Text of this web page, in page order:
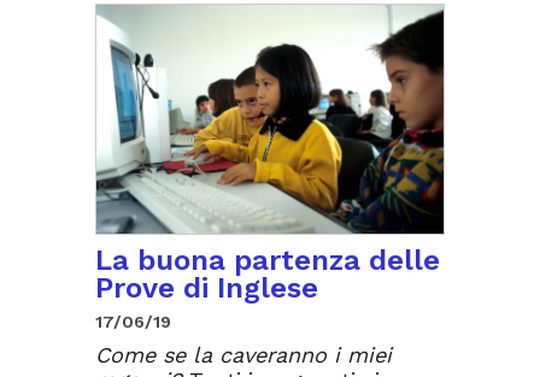
La buona partenza delle
Prove di Inglese
17/06/19
Come se la caveranno i miei